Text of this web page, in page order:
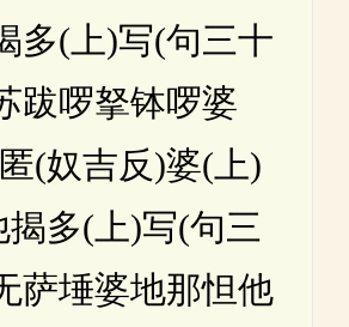
多(上)写(句三十
跋啰拏钵啰婆
(奴吉反)婆(上)
多(上)写(句三
萨埵婆地那怛他